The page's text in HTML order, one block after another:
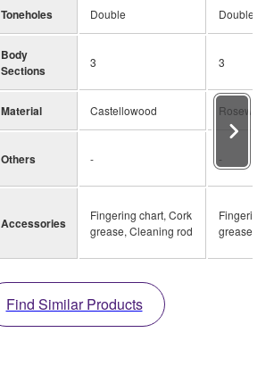
Toneholes Double Double
Body
Sections
3 3
Material Castellowood Rosewood
Others - -
Accessories
Fingering chart, Cork
grease, Cleaning rod
Fingering
grease,
Find Similar Products